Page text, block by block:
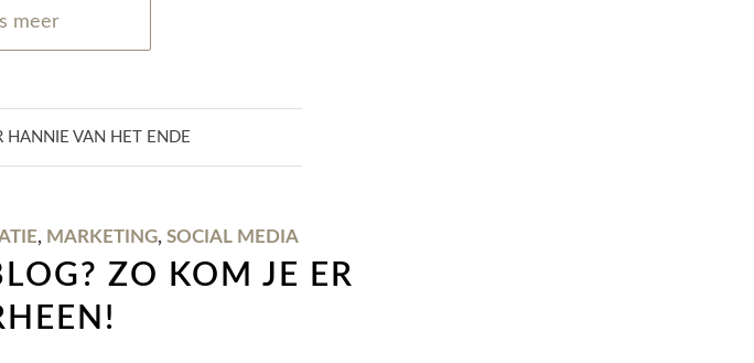
meer
HANNIE VAN HET ENDE
, MARKETING, SOCIAL MEDIA
ZO KOM JE ER